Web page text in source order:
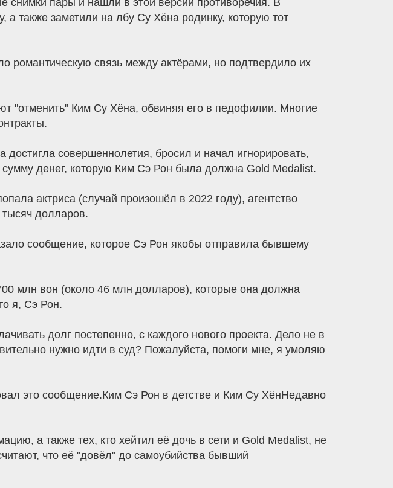
пары и нашли в этой версии противоречия. В
а также заметили на лбу Су Хёна родинку, которую тот
романтическую связь между актёрами, но подтвердило их
"отменить" Ким Су Хёна, обвиняя его в педофилии. Многие
совершеннолетия, бросил и начал игнорировать,
денег, которую Ким Сэ Рон была должна Gold Medalist.
актриса (случай произошёл в 2022 году), агентство
тысяч долларов.
сообщение, которое Сэ Рон якобы отправила бывшему
млн вон (около 46 млн долларов), которые она должна
я, Сэ Рон.
долг постепенно, с каждого нового проекта. Дело не в
нужно идти в суд? Пожалуйста, помоги мне, я умоляю
это сообщение.Ким Сэ Рон в детстве и Ким Су ХёнНедавно
а также тех, кто хейтил её дочь в сети и Gold Medalist, не
что её "довёл" до самоубийства бывший